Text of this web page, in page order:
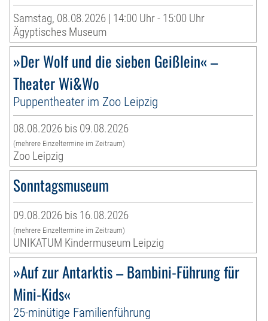
Samstag, 08.08.2026 | 14:00 Uhr - 15:00 Uhr
Ägyptisches Museum
»Der Wolf und die sieben Geißlein« –
Theater Wi&Wo
Puppentheater im Zoo Leipzig
08.08.2026 bis 09.08.2026
(mehrere Einzeltermine im Zeitraum)
Zoo Leipzig
Sonntagsmuseum
09.08.2026 bis 16.08.2026
(mehrere Einzeltermine im Zeitraum)
UNIKATUM Kindermuseum Leipzig
»Auf zur Antarktis – Bambini-Führung für
Mini-Kids«
25-minütige Familienführung